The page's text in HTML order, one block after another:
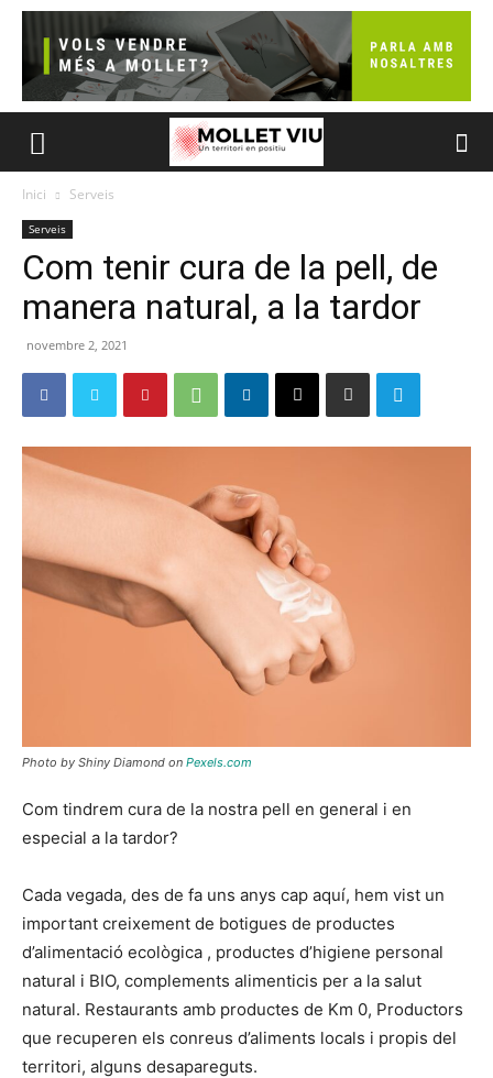
Inici Serveis
Serveis
Com tenir cura de la pell, de
manera natural, a la tardor
novembre 2, 2021
Photo by Shiny Diamond on Pexels.com
Com tindrem cura de la nostra pell en general i en
especial a la tardor?
Cada vegada, des de fa uns anys cap aquí, hem vist un
important creixement de botigues de productes
d’alimentació ecològica , productes d’higiene personal
natural i BIO, complements alimenticis per a la salut
natural. Restaurants amb productes de Km 0, Productors
que recuperen els conreus d’aliments locals i propis del
territori, alguns desapareguts.